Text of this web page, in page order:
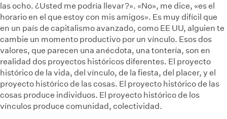
las ocho. ¿Usted me podría llevar?». «No», me dice, «es el
horario en el que estoy con mis amigos». Es muy difícil que
en un país de capitalismo avanzado, como EE UU, alguien te
cambie un momento productivo por un vínculo. Esos dos
valores, que parecen una anécdota, una tontería, son en
realidad dos proyectos históricos diferentes. El proyecto
histórico de la vida, del vínculo, de la fiesta, del placer, y el
proyecto histórico de las cosas. El proyecto histórico de las
cosas produce individuos. El proyecto histórico de los
vínculos produce comunidad, colectividad.